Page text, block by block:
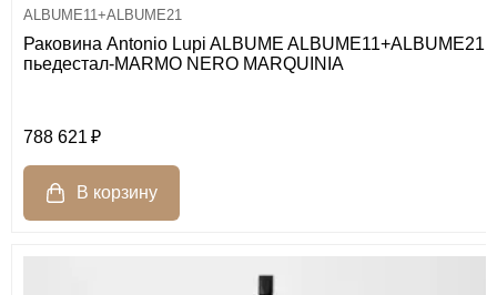
ALBUME11+ALBUME21
Раковина Antonio Lupi ALBUME ALBUME11+ALBUME21
пьедестал-MARMO NERO MARQUINIA
788 621